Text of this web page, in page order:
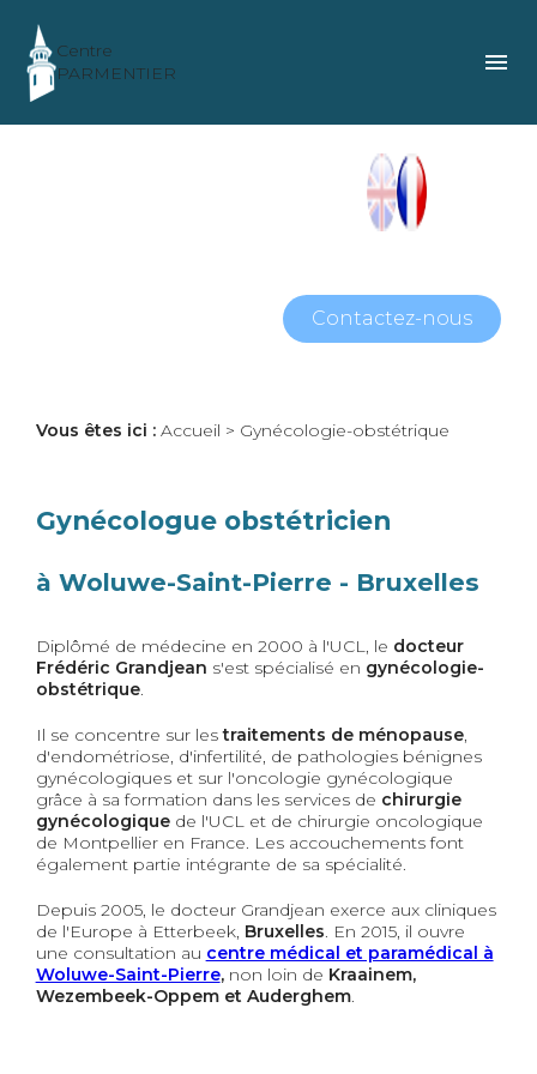
Centre
PARMENTIER
menu
Contactez-nous
Vous êtes ici : Accueil > Gynécologie-obstétrique
Gynécologue obstétricien
à Woluwe-Saint-Pierre - Bruxelles
Diplômé de médecine en 2000 à l'UCL, le docteur
Frédéric Grandjean s'est spécialisé en gynécologie-
obstétrique.
Il se concentre sur lestraitements de ménopause,
d'endométriose, d'infertilité, de pathologies bénignes
gynécologiques et sur l'oncologie gynécologique
grâce à sa formation dans les services de chirurgie
gynécologique de l'UCL et de chirurgie oncologique
de Montpellier en France. Les accouchements font
également partie intégrante de sa spécialité.
Depuis 2005, le docteur Grandjean exerce aux cliniques
de l'Europe à Etterbeek, Bruxelles. En 2015, il ouvre
une consultation au centre médical et paramédical à
Woluwe-Saint-Pierre, non loin de Kraainem,
Wezembeek-Oppem et Auderghem.